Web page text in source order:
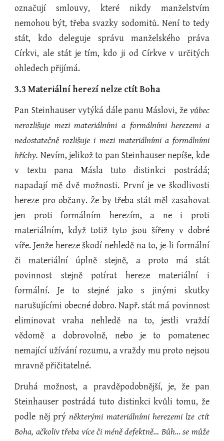
označují smlouvy, které nikdy manželstvím
nemohou být, třeba svazky sodomitů. Není to tedy
stát, kdo deleguje správu manželského práva
Církvi, ale stát je tím, kdo ji od Církve v určitých
ohledech přijímá.
3.3 Materiální herezí nelze ctít Boha
Pan Steinhauser vytýká dále panu Máslovi, že vůbec
nerozlišuje mezi materiálními a formálními herezemi a
nedostatečně rozlišuje i mezi materiálními a formálními
hříchy. Nevím, jelikož to pan Steinhauser nepíše, kde
v textu pana Másla tuto distinkci postrádá;
napadají mě dvě možnosti. První je ve škodlivosti
hereze pro občany. Že by třeba stát měl zasahovat
jen proti formálním herezím, a ne i proti
materiálním, když totiž tyto jsou šířeny v dobré
víře. Jenže hereze škodí nehledě na to, je-li formální
či materiální úplně stejně, a proto má stát
povinnost stejně potírat hereze materiální i
formální. Je to stejné jako s jinými skutky
narušujícími obecné dobro. Např. stát má povinnost
eliminovat vraha nehledě na to, jestli vraždí
vědomě a dobrovolně, nebo je to pomatenec
nemající užívání rozumu, a vraždy mu proto nejsou
mravně přičitatelné.
Druhá možnost, a pravděpodobnější, je, že pan
Steinhauser postrádá tuto distinkci kvůli tomu, že
podle něj prýněkterými materiálními herezemi lze ctít
Boha, ačkoliv třeba více či méně defektně… Bůh… se může